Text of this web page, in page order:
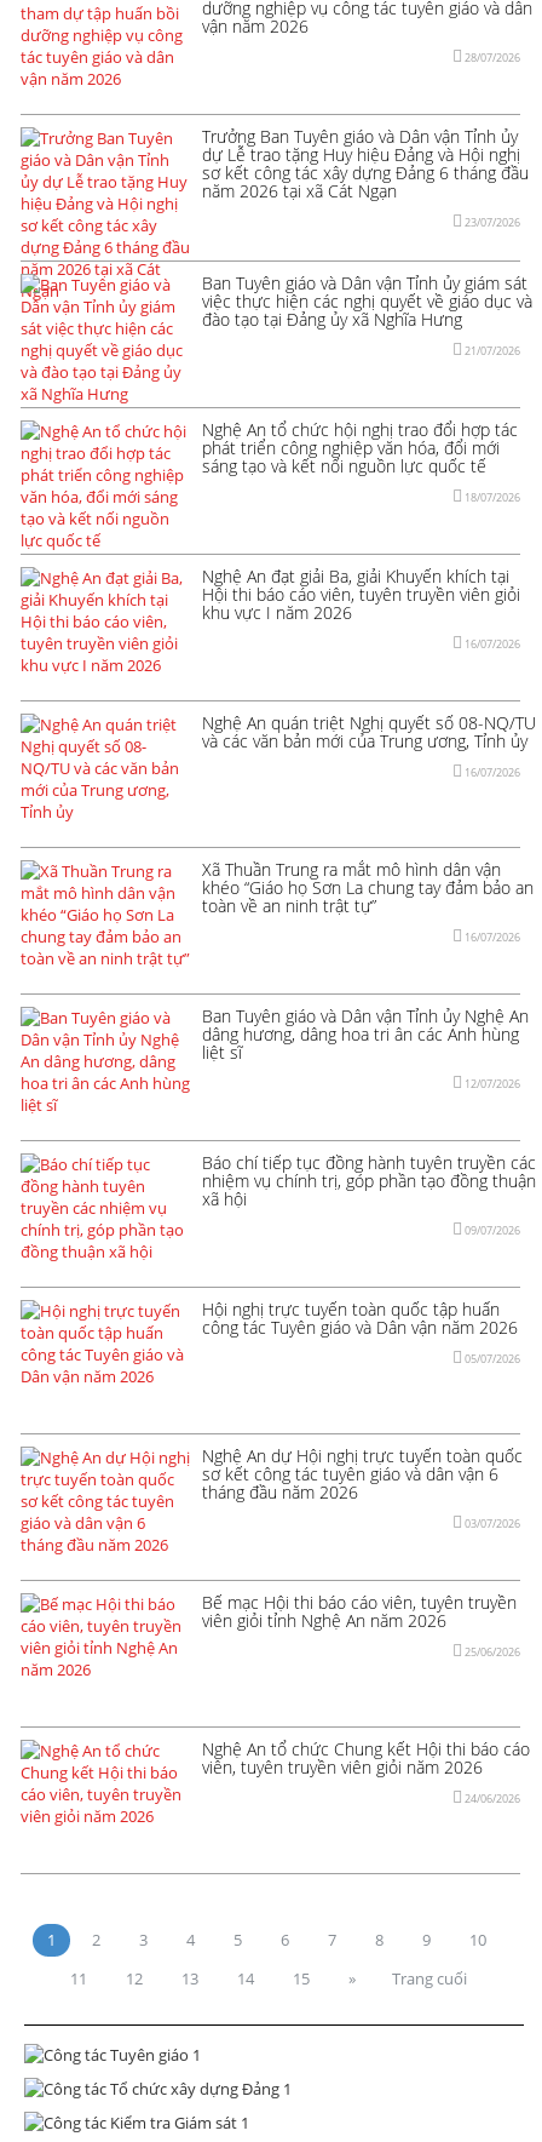
dưỡng nghiệp vụ công tác tuyên giáo và dân
vận năm 2026
28/07/2026
Trưởng Ban Tuyên giáo và Dân vận Tỉnh ủy
dự Lễ trao tặng Huy hiệu Đảng và Hội nghị
sơ kết công tác xây dựng Đảng 6 tháng đầu
năm 2026 tại xã Cát Ngạn
23/07/2026
Ban Tuyên giáo và Dân vận Tỉnh ủy giám sát
việc thực hiện các nghị quyết về giáo dục và
đào tạo tại Đảng ủy xã Nghĩa Hưng
21/07/2026
Nghệ An tổ chức hội nghị trao đổi hợp tác
phát triển công nghiệp văn hóa, đổi mới
sáng tạo và kết nối nguồn lực quốc tế
18/07/2026
Nghệ An đạt giải Ba, giải Khuyến khích tại
Hội thi báo cáo viên, tuyên truyền viên giỏi
khu vực I năm 2026
16/07/2026
Nghệ An quán triệt Nghị quyết số 08-NQ/TU
và các văn bản mới của Trung ương, Tỉnh ủy
16/07/2026
Xã Thuần Trung ra mắt mô hình dân vận
khéo “Giáo họ Sơn La chung tay đảm bảo an
toàn về an ninh trật tự”
16/07/2026
Ban Tuyên giáo và Dân vận Tỉnh ủy Nghệ An
dâng hương, dâng hoa tri ân các Anh hùng
liệt sĩ
12/07/2026
Báo chí tiếp tục đồng hành tuyên truyền các
nhiệm vụ chính trị, góp phần tạo đồng thuận
xã hội
09/07/2026
Hội nghị trực tuyến toàn quốc tập huấn
công tác Tuyên giáo và Dân vận năm 2026
05/07/2026
Nghệ An dự Hội nghị trực tuyến toàn quốc
sơ kết công tác tuyên giáo và dân vận 6
tháng đầu năm 2026
03/07/2026
Bế mạc Hội thi báo cáo viên, tuyên truyền
viên giỏi tỉnh Nghệ An năm 2026
25/06/2026
Nghệ An tổ chức Chung kết Hội thi báo cáo
viên, tuyên truyền viên giỏi năm 2026
24/06/2026
1 2 3 4 5 6 7 8 9
10
11
12 13 14 15 » Trang cuối